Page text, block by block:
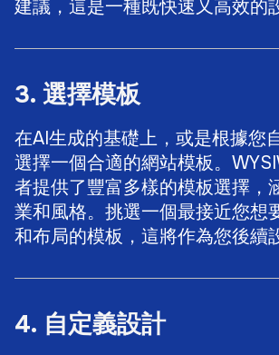
建議，這是一種既快速又高效的
3. 選擇模板
在AI生成的基礎上，或是根據您
選擇一個合適的網站模板。
者提供了豐富多樣的模板選擇，
業和風格。挑選一個最接近您想
和布局的模板，這將作為您後續
4. 自定義設計